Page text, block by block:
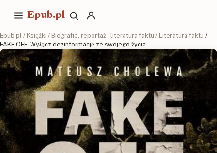
Epub.pl
Epub.pl / Książki / Biografie, reportaż i literatura faktu / Literatura faktu /
FAKE OFF. Wyłącz dezinformację ze swojego życia